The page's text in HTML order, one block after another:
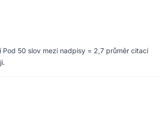
50 slov mezi nadpisy = 2,7 průměr citací